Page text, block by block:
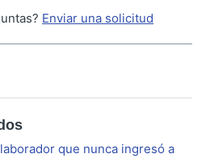
Enviar una solicitud
que nunca ingresó a